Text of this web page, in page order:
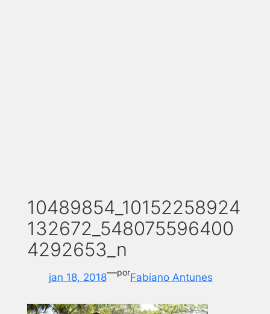
10489854_10152258924
132672_548075596400
4292653_n
jan 18, 2018—porFabiano Antunes